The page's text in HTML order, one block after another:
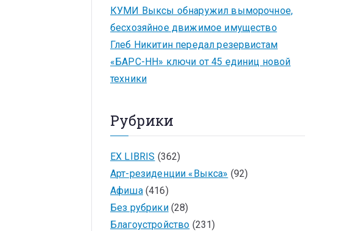
КУМИ Выксы обнаружил выморочное,
бесхозяйное движимое имущество
Глеб Никитин передал резервистам
«БАРС-НН» ключи от 45 единиц новой
техники
Рубрики
EX LIBRIS (362)
Арт-резиденции «Выкса» (92)
Афиша(416)
Без рубрики(28)
Благоустройство (231)